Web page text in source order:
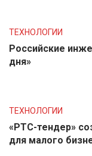
ТЕХНОЛОГИИ
Российские
дня»
ТЕХНОЛОГИИ
«РТС-тендер»
для малого